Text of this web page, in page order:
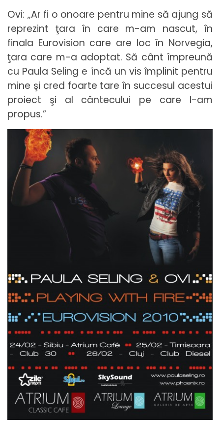
Ovi: „Ar fi o onoare pentru mine să ajung să
reprezint ţara în care m-am nascut, în
finala Eurovision care are loc în Norvegia,
ţara care m-a adoptat. Să cânt împreună
cu Paula Seling e încă un vis împlinit pentru
mine şi cred foarte tare în succesul acestui
proiect şi al cântecului pe care l-am
propus.”